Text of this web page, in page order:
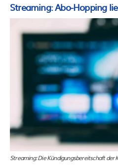
Streaming: Abo-Hopping
Streaming: Die Kündigungsbereitschaft der